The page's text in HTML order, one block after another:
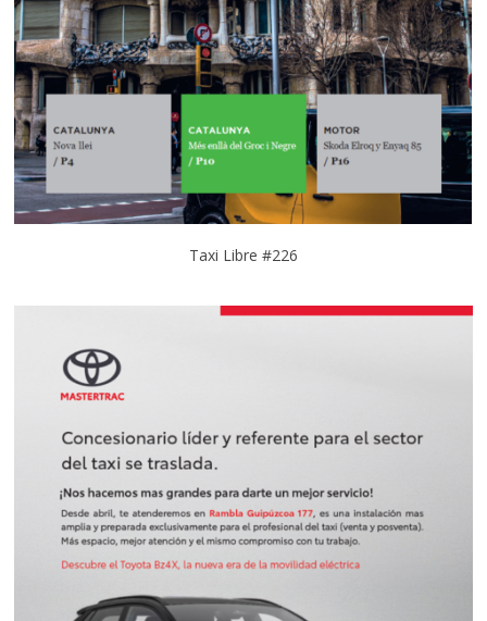
Taxi Libre #226